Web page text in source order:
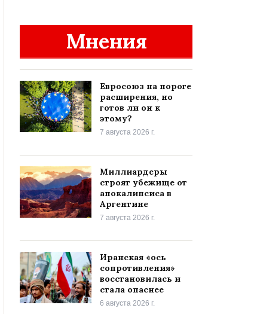
Мнения
Евросоюз на пороге
расширения, но
готов ли он к
этому?
7 августа 2026 г.
Миллиардеры
строят убежище от
апокалипсиса в
Аргентине
7 августа 2026 г.
Иранская «ось
сопротивления»
восстановилась и
стала опаснее
6 августа 2026 г.